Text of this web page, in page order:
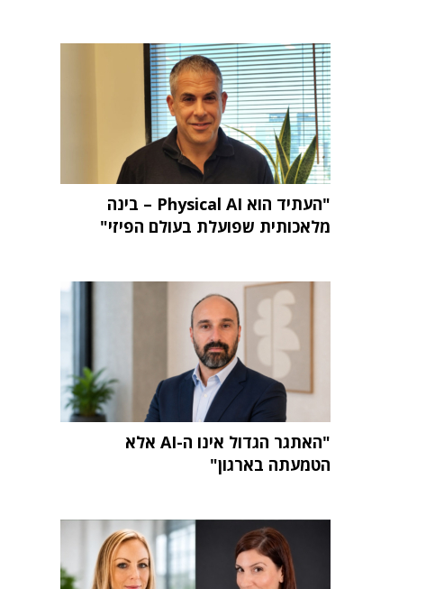
"העתיד הוא Physical AI – בינה
מלאכותית שפועלת בעולם הפיזי"
"האתגר הגדול אינו ה-AI אלא
הטמעתה בארגון"